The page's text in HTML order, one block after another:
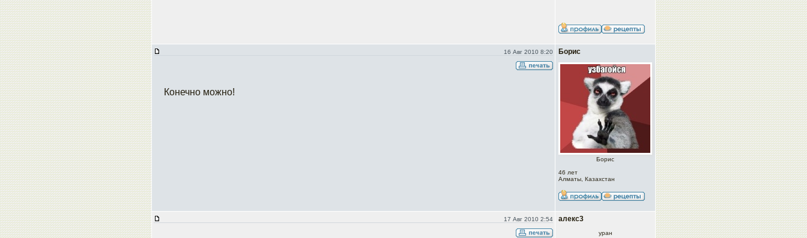
16 Авг 2010 8:20 Борис
Борис
46 лет
Алматы, Казахстан
Конечно можно!
17 Авг 2010 2:54 алекс3
уран